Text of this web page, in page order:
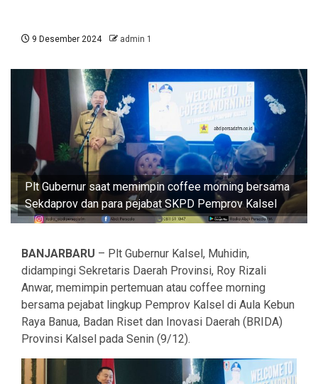
9 Desember 2024 admin 1
Plt Gubernur saat memimpin coffee morning bersama
Sekdaprov dan para pejabat SKPD Pemprov Kalsel
BANJARBARU – Plt Gubernur Kalsel, Muhidin,
didampingi Sekretaris Daerah Provinsi, Roy Rizali
Anwar, memimpin pertemuan atau coffee morning
bersama pejabat lingkup Pemprov Kalsel di Aula Kebun
Raya Banua, Badan Riset dan Inovasi Daerah (BRIDA)
Provinsi Kalsel pada Senin (9/12).